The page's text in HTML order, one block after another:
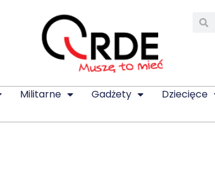
Militarne Gadżety Dziecięce